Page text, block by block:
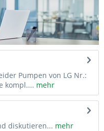
Pumpen von LG Nr.:
kompl.... mehr
diskutieren... mehr